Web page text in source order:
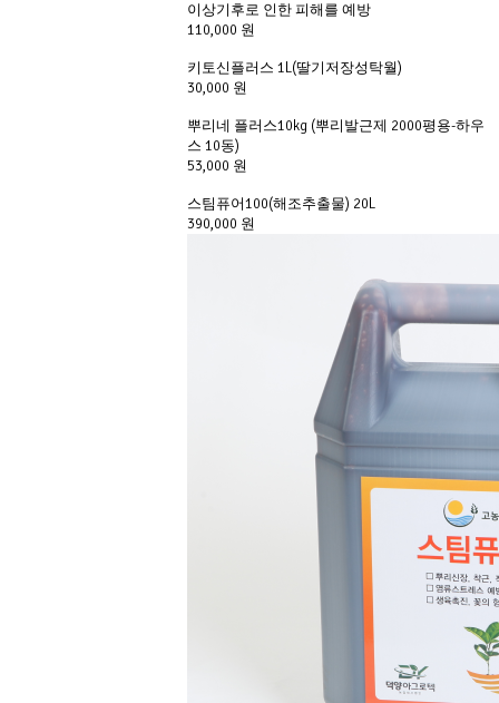
이상기후로 인한 피해를 예방
110,000 원
키토신플러스 1L(딸기저장성탁월)
30,000 원
뿌리네 플러스10kg (뿌리발근제 2000평용-하우
스 10동)
53,000 원
스팀퓨어100(해조추출물) 20L
390,000 원